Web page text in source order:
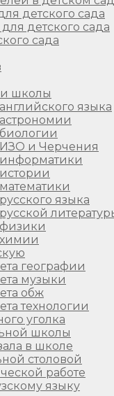
детского сада
детского сада
сада
школы
языка
и Черчения
языка
географии
музыки
обж
технологии
уголка
школы
в школе
столовой
работе
языку